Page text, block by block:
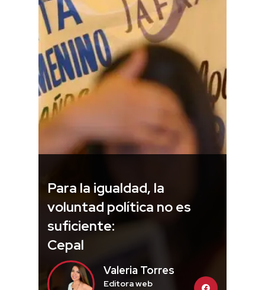
Para la igualdad, la
voluntad política no es
suficiente:
Cepal
Valeria Torres
Editora web